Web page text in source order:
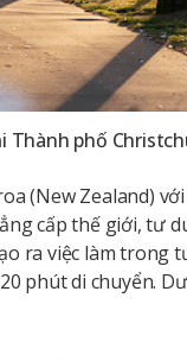
Thành phố
(New Zealand)
cấp thế giới, tư
ra việc làm trong
phút di chuyển.